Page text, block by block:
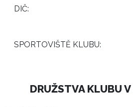
DIČ:
SPORTOVIŠTĚ KLUBU:
DRUŽSTVA KLUBU